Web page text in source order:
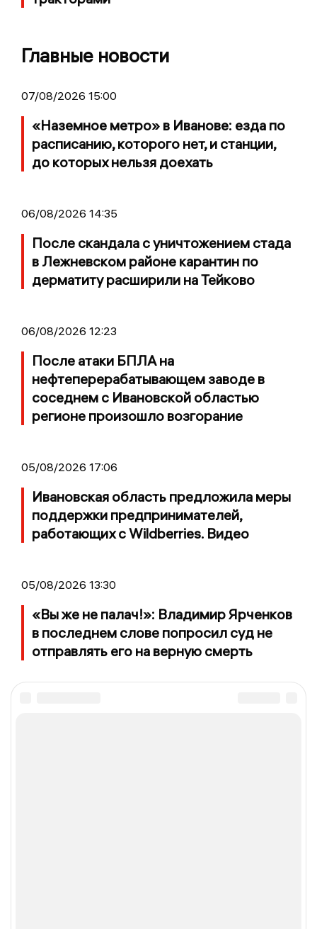
Главные новости
07/08/2026 15:00
«Наземное метро» в Иванове: езда по
расписанию, которого нет, и станции,
до которых нельзя доехать
06/08/2026 14:35
После скандала с уничтожением стада
в Лежневском районе карантин по
дерматиту расширили на Тейково
06/08/2026 12:23
После атаки БПЛА на
нефтеперерабатывающем заводе в
соседнем с Ивановской областью
регионе произошло возгорание
05/08/2026 17:06
Ивановская область предложила меры
поддержки предпринимателей,
работающих с Wildberries. Видео
05/08/2026 13:30
«Вы же не палач!»: Владимир Ярченков
в последнем слове попросил суд не
отправлять его на верную смерть